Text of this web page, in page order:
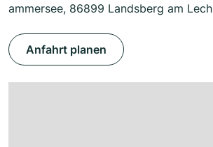
ammersee, 86899 Landsberg am Lech
Anfahrt planen